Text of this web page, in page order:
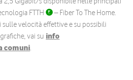
FTTH
– Fiber To The Home.
velocità effettive e su possibili
vai su info
comuni.